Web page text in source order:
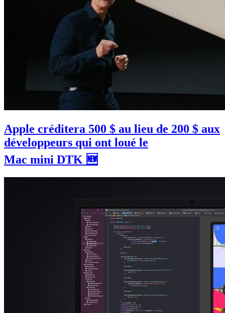
Apple créditera 500 $ au lieu de 200 $ aux
développeurs qui ont loué le
Mac mini DTK 🆕